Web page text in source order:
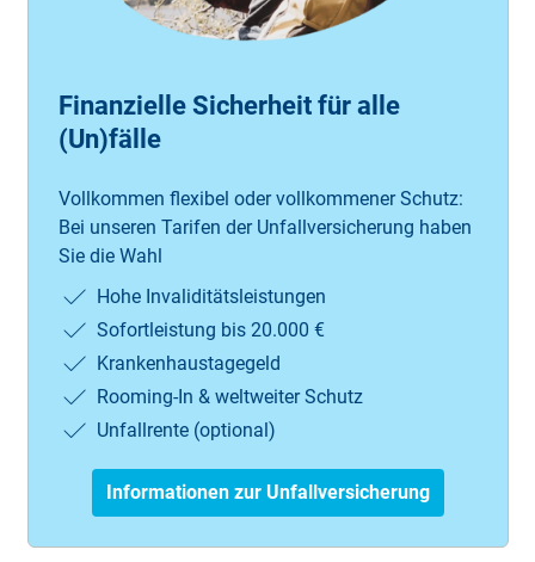
Finanzielle Sicherheit für alle
(Un)fälle
Vollkommen flexibel oder vollkommener Schutz:
Bei unseren Tarifen der Unfallversicherung haben
Sie die Wahl
Hohe Invaliditätsleistungen
Sofortleistung bis 20.000 €
Krankenhaustagegeld
Rooming-In & weltweiter Schutz
Unfallrente (optional)
Informationen zur Unfallversicherung